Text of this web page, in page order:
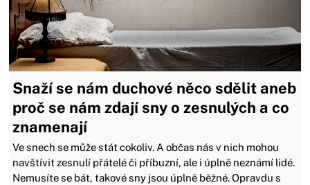
Snaží se nám duchové něco sdělit aneb
proč se nám zdají sny o zesnulých a co
znamenají
Ve snech se může stát cokoliv. A občas nás v nich mohou
navštívit zesnulí přátelé či příbuzní, ale i úplně neznámí lidé.
Nemusíte se bát, takové sny jsou úplně běžné. Opravdu s